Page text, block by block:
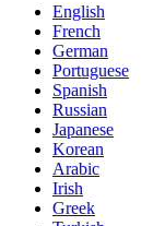
English
French
German
Portuguese
Spanish
Russian
Japanese
Korean
Arabic
Irish
Greek